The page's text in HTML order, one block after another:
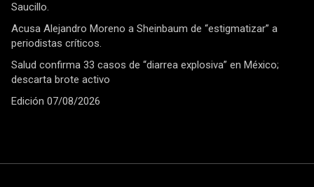
Saucillo.
Acusa Alejandro Moreno a Sheinbaum de “estigmatizar” a
periodistas críticos.
Salud confirma 33 casos de “diarrea explosiva” en México;
descarta brote activo
Edición 07/08/2026